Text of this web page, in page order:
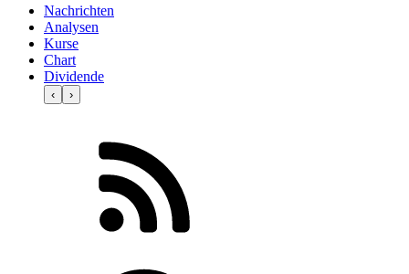
Nachrichten
Analysen
Kurse
Chart
Dividende
‹ ›